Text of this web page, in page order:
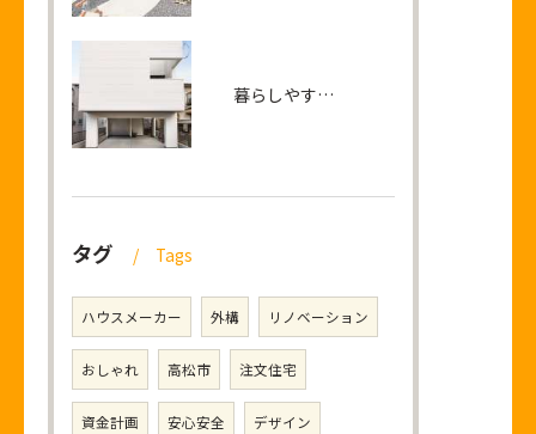
暮らしやすさと開放感に包まれる2階リビングの家
タグ Tags
ハウスメーカー 外構 リノベーション
おしゃれ 高松市 注文住宅
資金計画 安心安全 デザイン